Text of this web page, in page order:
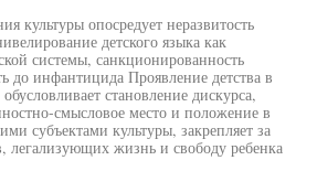
культуры опосредует неразвитость
детского языка как
системы, санкционированность
до инфантицида Проявление детства в
становление дискурса,
смысловое место и положение в
субъектами культуры, закрепляет за
легализующих жизнь и свободу ребенка